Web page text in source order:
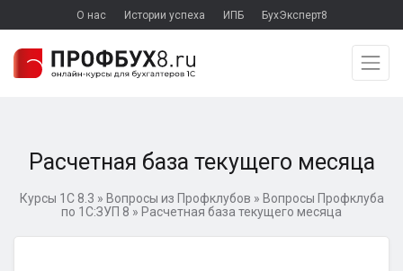
О нас Истории успеха ИПБ БухЭксперт8
Расчетная база текущего месяца
Курсы 1С 8.3 » Вопросы из Профклубов » Вопросы Профклуба
по 1С:ЗУП 8 » Расчетная база текущего месяца